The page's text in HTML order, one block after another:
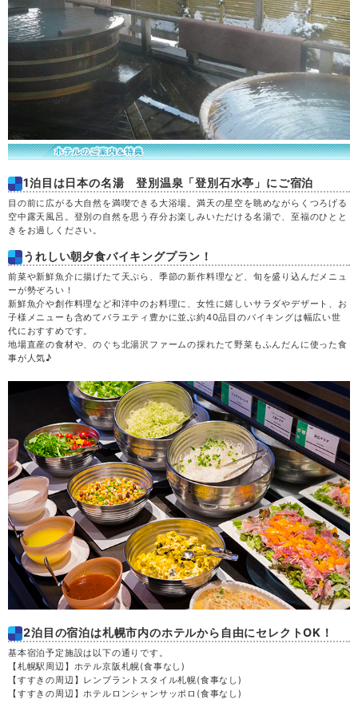
1泊目は日本の名湯 登別温泉「登別石水亭」にご宿泊
目の前に広がる大自然を満喫できる大浴場。満天の星空を眺めながらくつろげる
空中露天風呂。登別の自然を思う存分お楽しみいただける名湯で、至福のひとと
きをお過しください。
うれしい朝夕食バイキングプラン！
前菜や新鮮魚介に揚げたて天ぷら、季節の新作料理など、旬を盛り込んだメニュ
ーが勢ぞろい！
新鮮魚介や創作料理など和洋中のお料理に、女性に嬉しいサラダやデザート、お
子様メニューも含めてバラエティ豊かに並ぶ約40品目のバイキングは幅広い世
代におすすめです。
地場直産の食材や、のぐち北湯沢ファームの採れたて野菜もふんだんに使った食
事が人気♪
2泊目の宿泊は札幌市内のホテルから自由にセレクトOK！
基本宿泊予定施設は以下の通りです。
【札幌駅周辺】ホテル京阪札幌(食事なし)
【すすきの周辺】レンブラントスタイル札幌(食事なし)
【すすきの周辺】ホテルロンシャンサッポロ (食事なし)